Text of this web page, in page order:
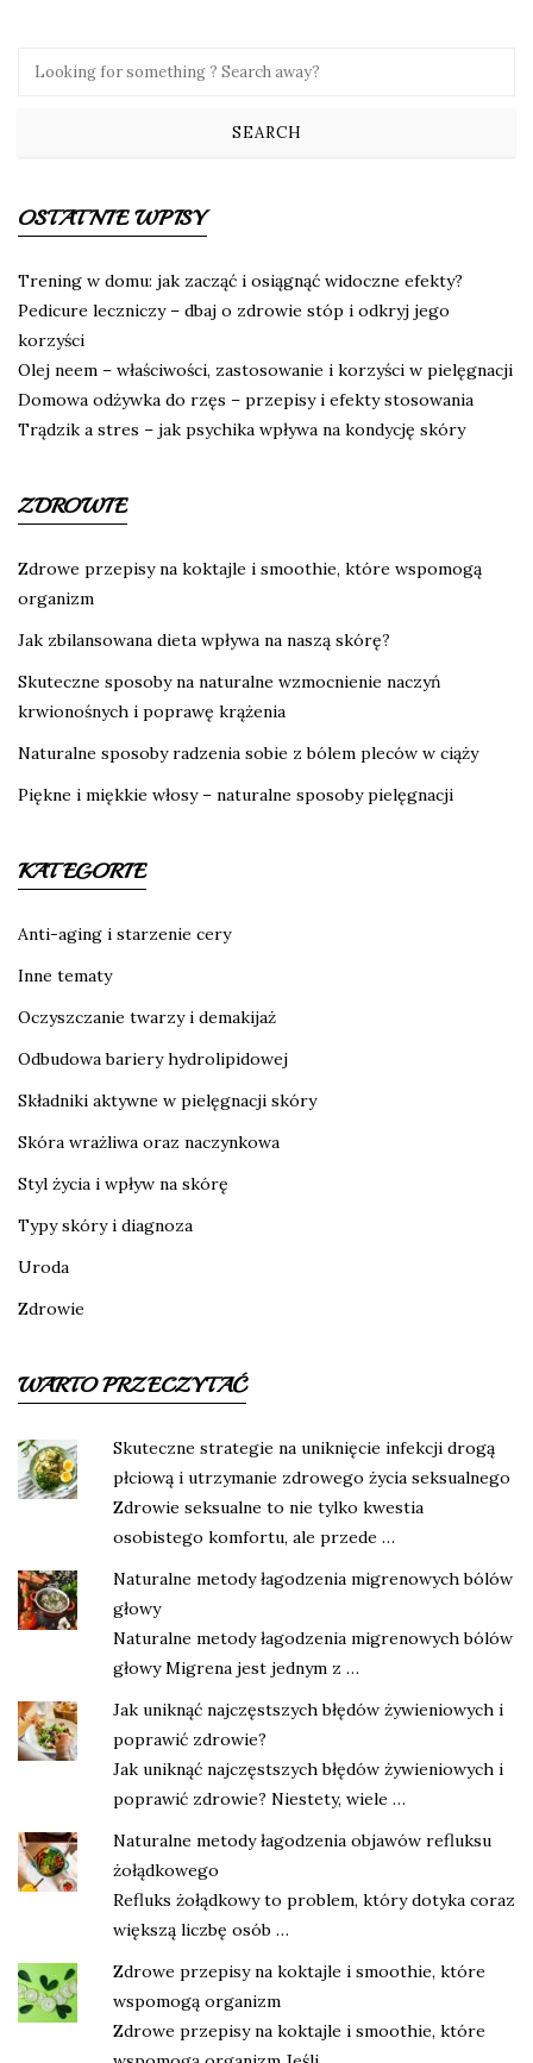
OSTATNIE WPISY
Trening w domu: jak zacząć i osiągnąć widoczne efekty?
Pedicure leczniczy – dbaj o zdrowie stóp i odkryj jego
korzyści
Olej neem – właściwości, zastosowanie i korzyści w pielęgnacji
Domowa odżywka do rzęs – przepisy i efekty stosowania
Trądzik a stres – jak psychika wpływa na kondycję skóry
ZDROWIE
Zdrowe przepisy na koktajle i smoothie, które wspomogą
organizm
Jak zbilansowana dieta wpływa na naszą skórę?
Skuteczne sposoby na naturalne wzmocnienie naczyń
krwionośnych i poprawę krążenia
Naturalne sposoby radzenia sobie z bólem pleców w ciąży
Piękne i miękkie włosy – naturalne sposoby pielęgnacji
KATEGORIE
Anti-aging i starzenie cery
Inne tematy
Oczyszczanie twarzy i demakijaż
Odbudowa bariery hydrolipidowej
Składniki aktywne w pielęgnacji skóry
Skóra wrażliwa oraz naczynkowa
Styl życia i wpływ na skórę
Typy skóry i diagnoza
Uroda
Zdrowie
WARTO PRZECZYTAĆ
Skuteczne strategie na uniknięcie infekcji drogą
płciową i utrzymanie zdrowego życia seksualnego
Zdrowie seksualne to nie tylko kwestia
osobistego komfortu, ale przede …
Naturalne metody łagodzenia migrenowych bólów
głowy
Naturalne metody łagodzenia migrenowych bólów
głowy Migrena jest jednym z …
Jak uniknąć najczęstszych błędów żywieniowych i
poprawić zdrowie?
Jak uniknąć najczęstszych błędów żywieniowych i
poprawić zdrowie? Niestety, wiele …
Naturalne metody łagodzenia objawów refluksu
żołądkowego
Refluks żołądkowy to problem, który dotyka coraz
większą liczbę osób …
Zdrowe przepisy na koktajle i smoothie, które
wspomogą organizm
Zdrowe przepisy na koktajle i smoothie, które